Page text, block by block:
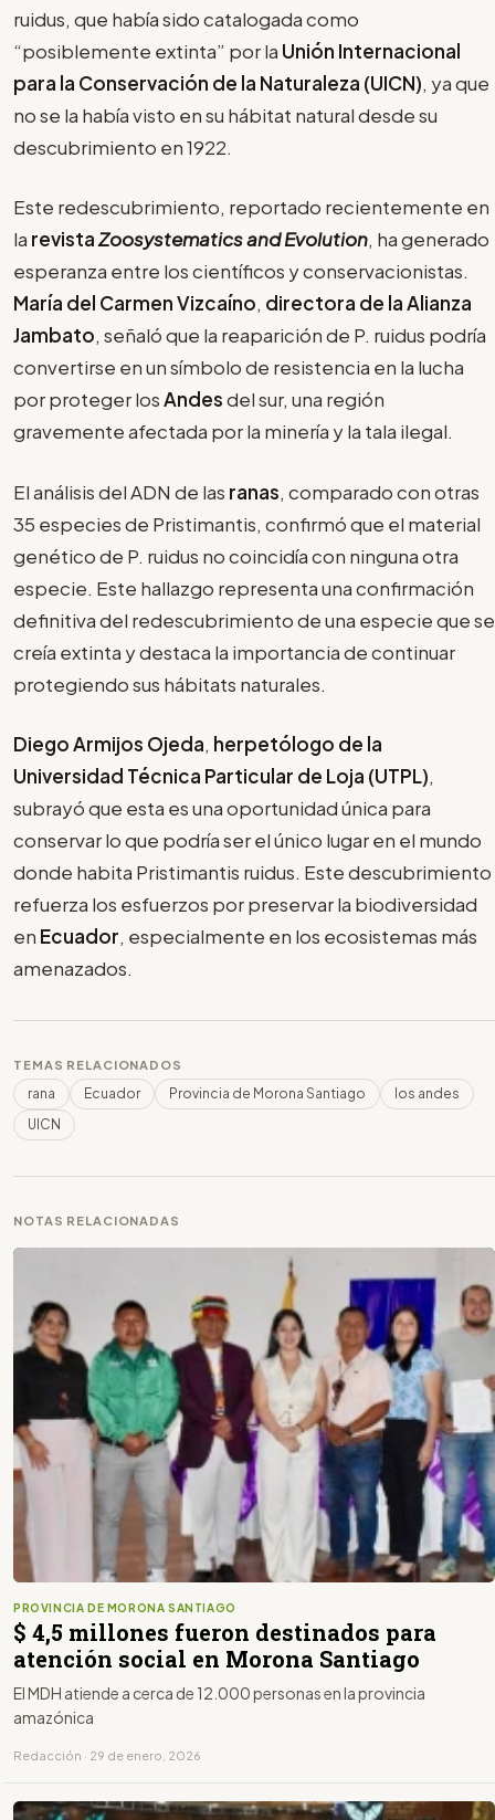
ruidus, que había sido catalogada como
“posiblemente extinta” por la Unión Internacional
para la Conservación de la Naturaleza (UICN), ya que
no se la había visto en su hábitat natural desde su
descubrimiento en 1922.
Este redescubrimiento, reportado recientemente en
la revistaZoosystematics and Evolution, ha generado
esperanza entre los científicos y conservacionistas.
María del Carmen Vizcaíno, directora de la Alianza
Jambato, señaló que la reaparición de P. ruidus podría
convertirse en un símbolo de resistencia en la lucha
por proteger losAndesdel sur, una región
gravemente afectada por la minería y la tala ilegal.
El análisis del ADN de las ranas, comparado con otras
35 especies de Pristimantis, confirmó que el material
genético de P. ruidus no coincidía con ninguna otra
especie. Este hallazgo representa una confirmación
definitiva del redescubrimiento de una especie que se
creía extinta y destaca la importancia de continuar
protegiendo sus hábitats naturales.
Diego Armijos Ojeda, herpetólogo de la
Universidad Técnica Particular de Loja (UTPL),
subrayó que esta es una oportunidad única para
conservar lo que podría ser el único lugar en el mundo
donde habita Pristimantis ruidus. Este descubrimiento
refuerza los esfuerzos por preservar la biodiversidad
en Ecuador, especialmente en los ecosistemas más
amenazados.
TEMAS RELACIONADOS
rana Ecuador Provincia de Morona Santiago
los andes
UICN
NOTAS RELACIONADAS
PROVINCIA DE MORONA SANTIAGO
$ 4,5 millones fueron destinados para
atención social en Morona Santiago
El MDH atiende a cerca de 12.000 personas en la provincia
amazónica
Redacción · 29 de enero, 2026